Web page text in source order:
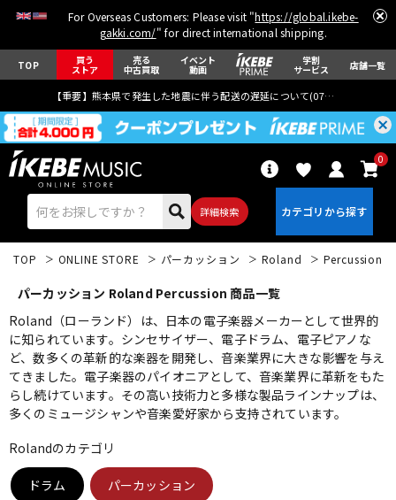
For Overseas Customers: Please visit "https://global.ikebe-
gakki.com/" for direct international shipping.
TOP 買う
ストア
売る
中古買取
イベント
動画
学割
サービス 店舗一覧
【重要】熊本県で発生した地震に伴う配送の遅延について(07月29日
詳細検索
0
エレキギター アコギ/エレアコ
ベース ウクレレ
ドラム
TOP ONLINE STORE パーカッション Roland Percussion
パーカッション Roland Percussion 商品一覧
Roland（ローランド）は、日本の電子楽器メーカーとして世界的
に知られています。シンセサイザー、電子ドラム、電子ピアノな
ど、数多くの革新的な楽器を開発し、音楽業界に大きな影響を与え
てきました。電子楽器のパイオニアとして、音楽業界に革新をもた
らし続けています。その高い技術力と多様な製品ラインナップは、
多くのミュージシャンや音楽愛好家から支持されています。
Rolandのカテゴリ
ドラム パーカッション